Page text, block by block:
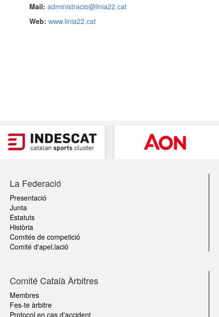
Mail: administracio@linia22.cat
Web: www.linia22.cat
La Federació
Presentació
Junta
Estatuts
Història
Comités de competició
Comité d'apel.lació
Comité Català Àrbitres
Membres
Fes-te àrbitre
Protocol en cas d'accident